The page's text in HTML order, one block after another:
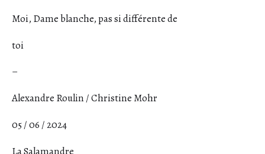
Moi, Dame blanche, pas si différente de
toi
–
Alexandre Roulin / Christine Mohr
05 / 06 / 2024